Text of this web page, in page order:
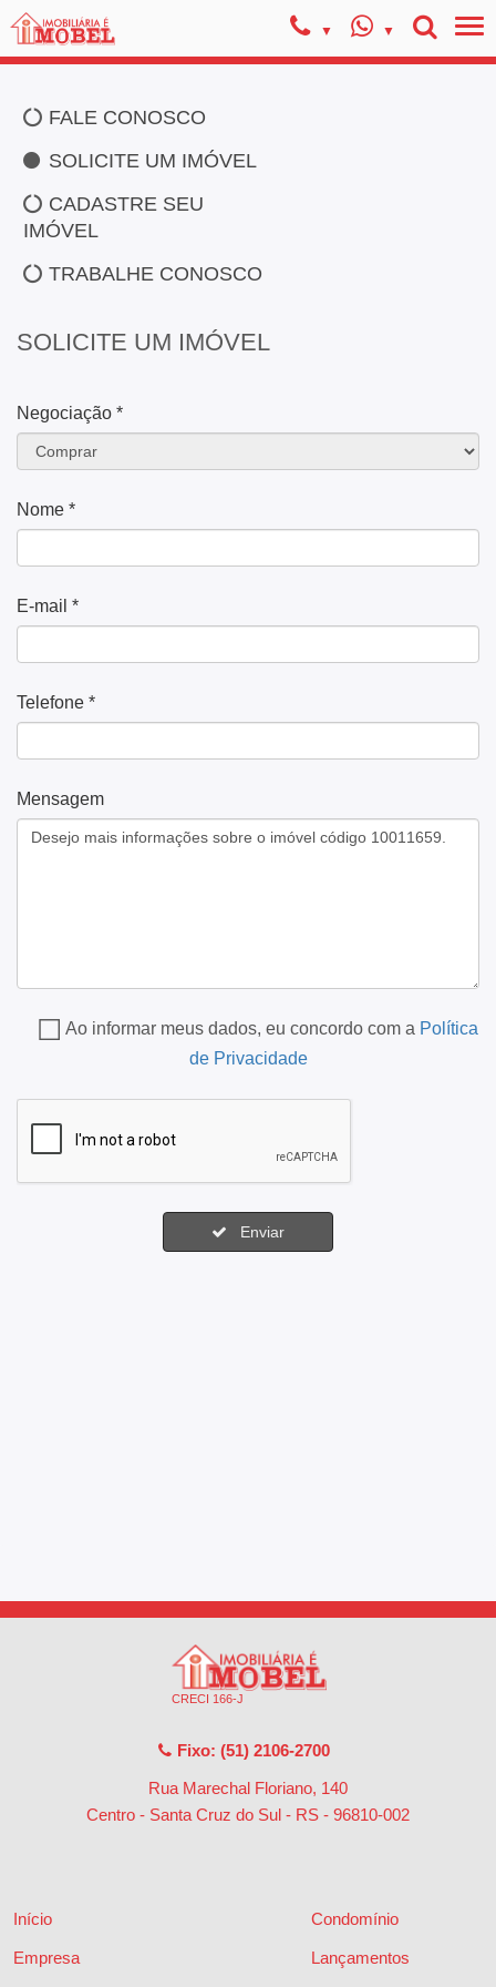
FALE CONOSCO
SOLICITE UM IMÓVEL
CADASTRE SEU
IMÓVEL
TRABALHE CONOSCO
SOLICITE UM IMÓVEL
Negociação *
Nome *
E-mail *
Telefone *
Mensagem
Ao informar meus dados, eu concordo com a Política
de Privacidade
Enviar
CRECI 166-J
Fixo: (51) 2106-2700
Rua Marechal Floriano, 140
Centro - Santa Cruz do Sul - RS - 96810-002
Início
Empresa
Condomínio
Lançamentos